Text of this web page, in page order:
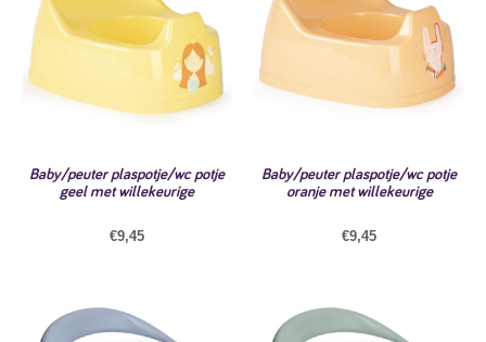
Baby/peuter plaspotje/wc potje
geel met willekeurige
€9,45
Baby/peuter plaspotje/wc potje
oranje met willekeurige
€9,45